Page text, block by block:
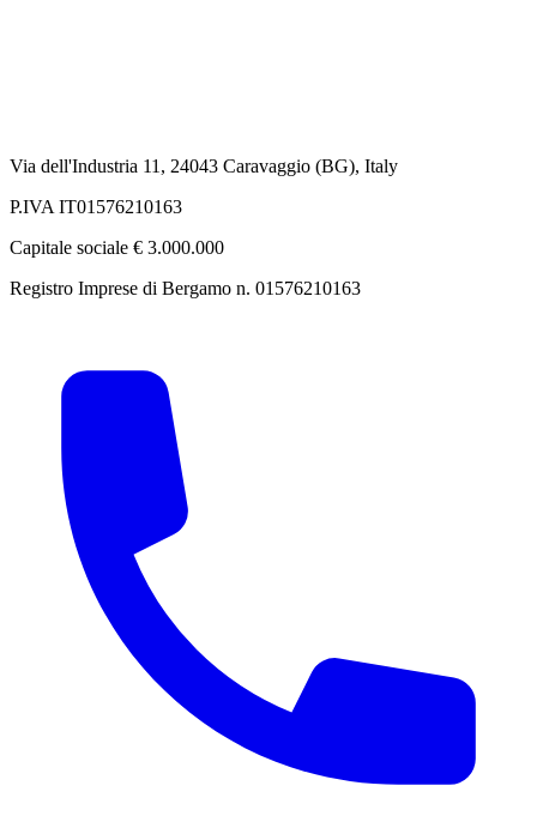
Via dell'Industria 11, 24043 Caravaggio (BG), Italy
P.IVA IT01576210163
Capitale sociale € 3.000.000
Registro Imprese di Bergamo n. 01576210163